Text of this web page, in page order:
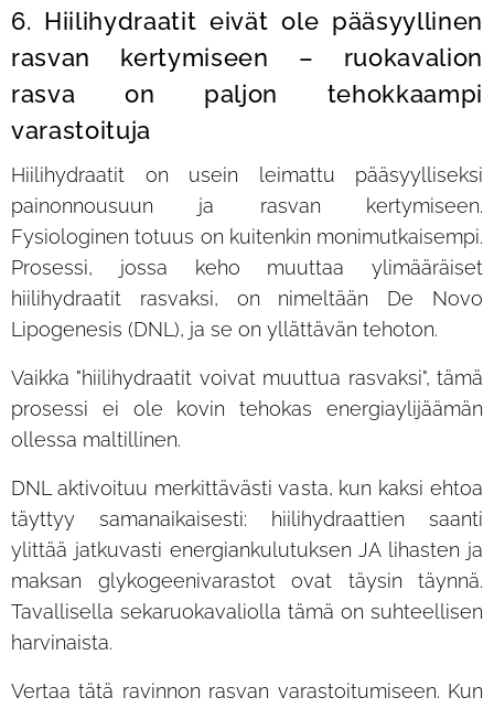
6. Hiilihydraatit eivät ole pääsyyllinen
rasvan kertymiseen – ruokavalion
rasva on paljon tehokkaampi
varastoituja
Hiilihydraatit on usein leimattu pääsyylliseksi
painonnousuun ja rasvan kertymiseen.
Fysiologinen totuus on kuitenkin monimutkaisempi.
Prosessi, jossa keho muuttaa ylimääräiset
hiilihydraatit rasvaksi, on nimeltään De Novo
Lipogenesis (DNL), ja se on yllättävän tehoton.
Vaikka "hiilihydraatit voivat muuttua rasvaksi", tämä
prosessi ei ole kovin tehokas energiaylijäämän
ollessa maltillinen.
DNL aktivoituu merkittävästi vasta, kun kaksi ehtoa
täyttyy samanaikaisesti: hiilihydraattien saanti
ylittää jatkuvasti energiankulutuksen JA lihasten ja
maksan glykogeenivarastot ovat täysin täynnä.
Tavallisella sekaruokavaliolla tämä on suhteellisen
harvinaista.
Vertaa tätä ravinnon rasvan varastoitumiseen. Kun